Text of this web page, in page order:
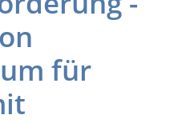
für